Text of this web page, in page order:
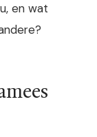
en wat